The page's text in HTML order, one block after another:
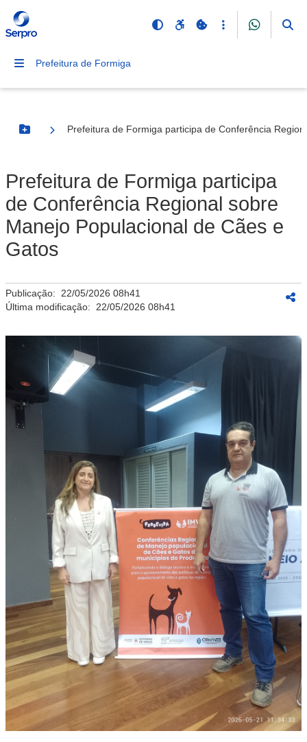
Prefeitura de Formiga
Botão Menu
Prefeitura de Formiga participa de Conferência
Prefeitura de Formiga participa
de Conferência Regional sobre
Manejo Populacional de Cães e
Gatos
Publicação: 22/05/2026 08h41
Última modificação: 22/05/2026 08h41